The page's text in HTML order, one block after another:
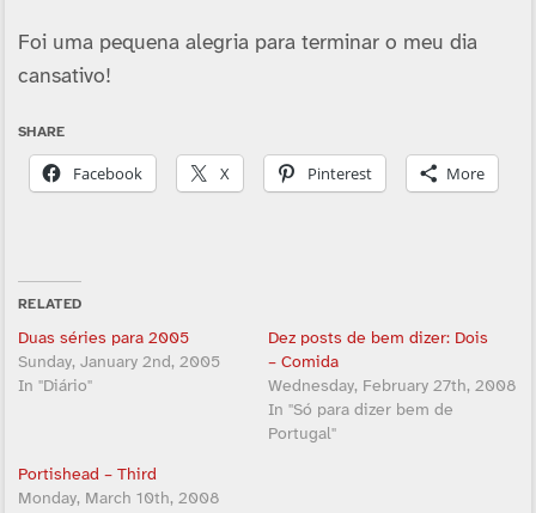
Foi uma pequena alegria para terminar o meu dia
cansativo!
SHARE
Facebook X Pinterest More
RELATED
Duas séries para 2005
Sunday, January 2nd, 2005
In "Diário"
Dez posts de bem dizer: Dois
– Comida
Wednesday, February 27th, 2008
In "Só para dizer bem de
Portugal"
Portishead – Third
Monday, March 10th, 2008